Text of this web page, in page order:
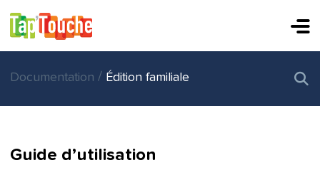
Documentation / Édition familiale
Guide d’utilisation